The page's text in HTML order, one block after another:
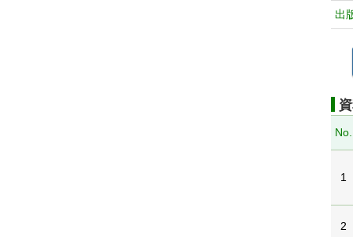
出
No.
1
2